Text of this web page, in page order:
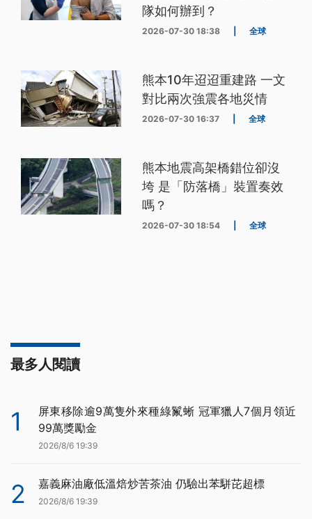
隊如何辦到？
2026-07-30 18:38 全球
熊本10年迢迢重建路 一文
對比兩次強震各地災情
2026-07-30 16:37 全球
熊本地震高架橋錯位卻沒
垮 是「防落橋」裝置奏效
嗎？
2026-07-30 18:54 全球
最多人閱讀
1
屏東移除逾9萬隻外來種綠鬣蜥 冠軍獵人7個月領近
99萬獎勵金
2026/8/6 19:39
2 嘉義麻油廠低溫焙炒苦茶油 仍驗出苯駢芘超標
2026/8/6 19:39